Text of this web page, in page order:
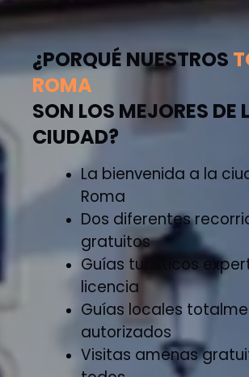
¿PORQUÉ NUESTROS
ROMA
SON LOS MEJORES DE
CIUDAD?
La bienvenida a la
Roma
Dos diferentes
gratuitos
Guías turísticos
licencia
Guías locales
autorizados
Visitas amenas